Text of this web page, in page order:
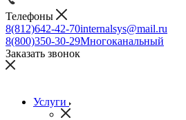
Телефоны
8(812)642-42-70internalsys@mail.ru
8(800)350-30-29Многоканальный
Заказать звонок
Услуги